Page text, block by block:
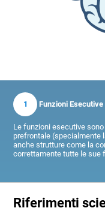
1 Funzioni Esecutive
Le funzioni esecutive
prefrontale (specialmente
anche strutture come la
correttamente tutte le sue
Riferimenti